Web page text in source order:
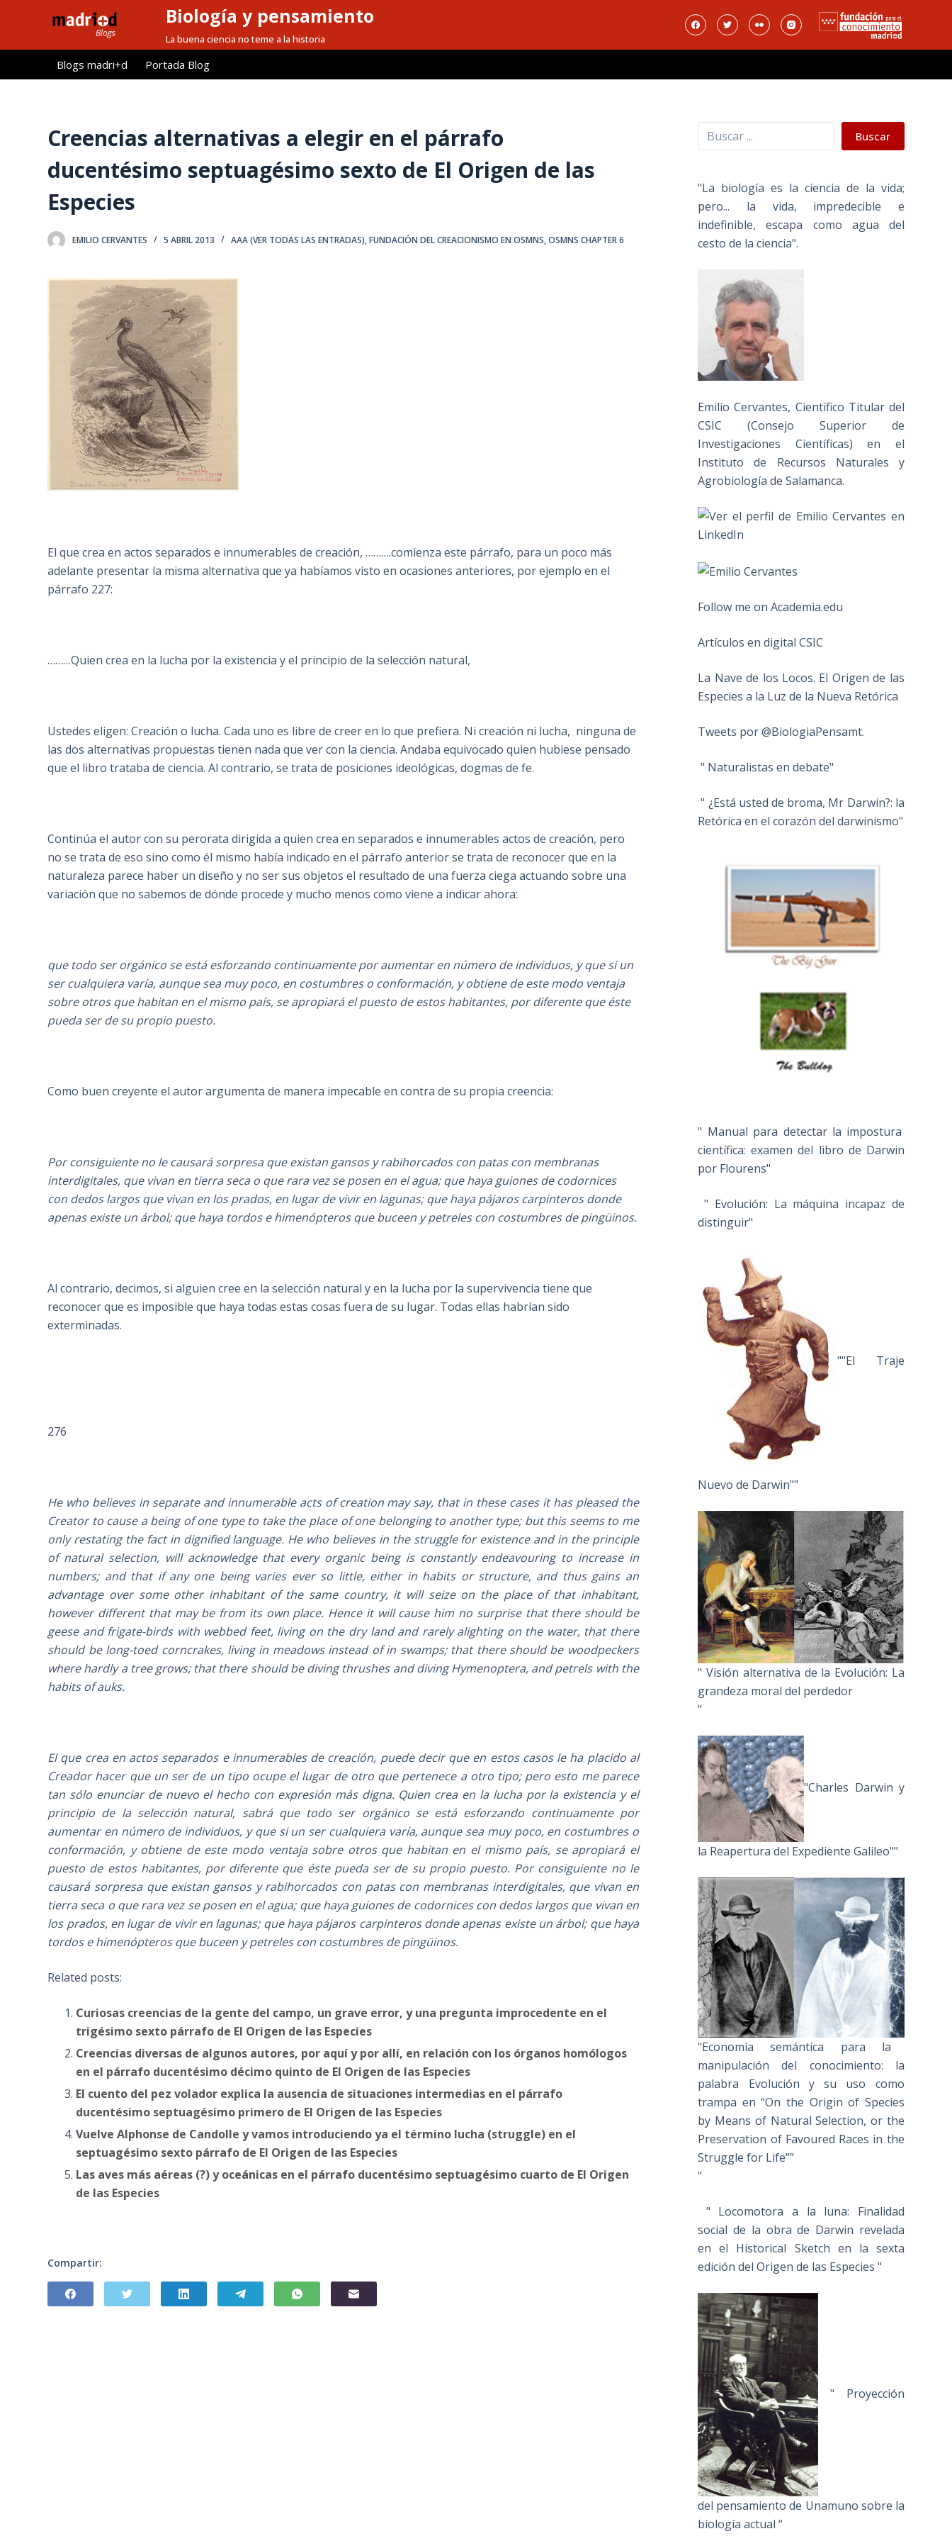
l
Biología y pensamiento
La buena ciencia no teme a la historia
Blogs madri+d Portada Blog
Creencias alternativas a elegir en el párrafo
ducentésimo septuagésimo sexto de El Origen de las
Especies
EMILIO CERVANTES 5 ABRIL 2013 AAA (VER TODAS LAS ENTRADAS),FUNDACIÓN DEL CREACIONISMO EN OSMNS,OSMNS CHAPTER 6
El que crea en actos separados e innumerables de creación, ……….comienza este párrafo, para un poco más
adelante presentar la misma alternativa que ya habíamos visto en ocasiones anteriores, por ejemplo en el
párrafo 227:
………Quien crea en la lucha por la existencia y el principio de la selección natural,
Ustedes eligen: Creación o lucha. Cada uno es libre de creer en lo que prefiera. Ni creación ni lucha, ninguna de
las dos alternativas propuestas tienen nada que ver con la ciencia. Andaba equivocado quien hubiese pensado
que el libro trataba de ciencia. Al contrario, se trata de posiciones ideológicas, dogmas de fe.
Continúa el autor con su perorata dirigida a quien crea en separados e innumerables actos de creación, pero
no se trata de eso sino como él mismo había indicado en el párrafo anterior se trata de reconocer que en la
naturaleza parece haber un diseño y no ser sus objetos el resultado de una fuerza ciega actuando sobre una
variación que no sabemos de dónde procede y mucho menos como viene a indicar ahora:
que todo ser orgánico se está esforzando continuamente por aumentar en número de individuos, y que si un
ser cualquiera varía, aunque sea muy poco, en costumbres o conformación, y obtiene de este modo ventaja
sobre otros que habitan en el mismo país, se apropiará el puesto de estos habitantes, por diferente que éste
pueda ser de su propio puesto.
Como buen creyente el autor argumenta de manera impecable en contra de su propia creencia:
Por consiguiente no le causará sorpresa que existan gansos y rabihorcados con patas con membranas
interdigitales, que vivan en tierra seca o que rara vez se posen en el agua; que haya guiones de codornices
con dedos largos que vivan en los prados, en lugar de vivir en lagunas; que haya pájaros carpinteros donde
apenas existe un árbol; que haya tordos e himenópteros que buceen y petreles con costumbres de pingüinos.
Al contrario, decimos, si alguien cree en la selección natural y en la lucha por la supervivencia tiene que
reconocer que es imposible que haya todas estas cosas fuera de su lugar. Todas ellas habrían sido
exterminadas.
276
He who believes in separate and innumerable acts of creation may say, that in these cases it has pleased the
Creator to cause a being of one type to take the place of one belonging to another type; but this seems to me
only restating the fact in dignified language. He who believes in the struggle for existence and in the principle
of natural selection, will acknowledge that every organic being is constantly endeavouring to increase in
numbers; and that if any one being varies ever so little, either in habits or structure, and thus gains an
advantage over some other inhabitant of the same country, it will seize on the place of that inhabitant,
however different that may be from its own place. Hence it will cause him no surprise that there should be
geese and frigate-birds with webbed feet, living on the dry land and rarely alighting on the water, that there
should be long-toed corncrakes, living in meadows instead of in swamps; that there should be woodpeckers
where hardly a tree grows; that there should be diving thrushes and diving Hymenoptera, and petrels with the
habits of auks.
El que crea en actos separados e innumerables de creación, puede decir que en estos casos le ha placido al
Creador hacer que un ser de un tipo ocupe el lugar de otro que pertenece a otro tipo; pero esto me parece
tan sólo enunciar de nuevo el hecho con expresión más digna. Quien crea en la lucha por la existencia y el
principio de la selección natural, sabrá que todo ser orgánico se está esforzando continuamente por
aumentar en número de individuos, y que si un ser cualquiera varía, aunque sea muy poco, en costumbres o
conformación, y obtiene de este modo ventaja sobre otros que habitan en el mismo país, se apropiará el
puesto de estos habitantes, por diferente que éste pueda ser de su propio puesto. Por consiguiente no le
causará sorpresa que existan gansos y rabihorcados con patas con membranas interdigitales, que vivan en
tierra seca o que rara vez se posen en el agua; que haya guiones de codornices con dedos largos que vivan en
los prados, en lugar de vivir en lagunas; que haya pájaros carpinteros donde apenas existe un árbol; que haya
tordos e himenópteros que buceen y petreles con costumbres de pingüinos.
Related posts:
Curiosas creencias de la gente del campo, un grave error, y una pregunta improcedente en el
trigésimo sexto párrafo de El Origen de las Especies
Creencias diversas de algunos autores, por aquí y por allí, en relación con los órganos homólogos
en el párrafo ducentésimo décimo quinto de El Origen de las Especies
El cuento del pez volador explica la ausencia de situaciones intermedias en el párrafo
ducentésimo septuagésimo primero de El Origen de las Especies
Vuelve Alphonse de Candolle y vamos introduciendo ya el término lucha (struggle) en el
septuagésimo sexto párrafo de El Origen de las Especies
Las aves más aéreas (?) y oceánicas en el párrafo ducentésimo septuagésimo cuarto de El Origen
de las Especies
Compartir:
Buscar Buscar
"La biología es la ciencia de la vida;
pero... la vida, impredecible e
indefinible, escapa como agua del
cesto de la ciencia".
Emilio Cervantes, Científico Titular del
CSIC (Consejo Superior de
Investigaciones Científicas) en el
Instituto de Recursos Naturales y
Agrobiología de Salamanca.
Follow me on Academia.edu
Artículos en digital CSIC
La Nave de los Locos. El Origen de las
Especies a la Luz de la Nueva Retórica
Tweets por @BiologiaPensamt.
" Naturalistas en debate"
" ¿Está usted de broma, Mr Darwin?: la
Retórica en el corazón del darwinismo"
" Manual para detectar la impostura
científica: examen del libro de Darwin
por Flourens"
" Evolución: La máquina incapaz de
distinguir"
""El Traje
Nuevo de Darwin""
" Visión alternativa de la Evolución: La
grandeza moral del perdedor
"
"Charles Darwin y
la Reapertura del Expediente Galileo""
"Economía semántica para la
manipulación del conocimiento: la
palabra Evolución y su uso como
trampa en “On the Origin of Species
by Means of Natural Selection, or the
Preservation of Favoured Races in the
Struggle for Life””
"
" Locomotora a la luna: Finalidad
social de la obra de Darwin revelada
en el Historical Sketch en la sexta
edición del Origen de las Especies "
" Proyección
del pensamiento de Unamuno sobre la
biología actual “